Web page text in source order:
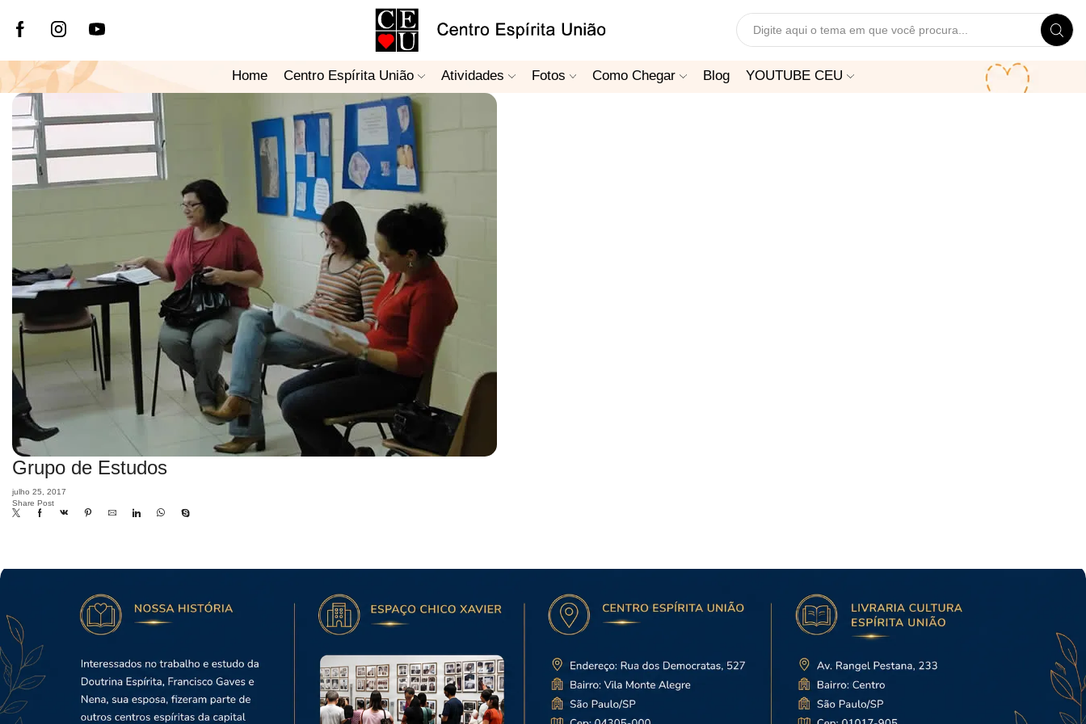
Search
Home Centro Espírita União Atividades Fotos Como Chegar Blog YOUTUBE CEU
Grupo de Estudos
julho 25, 2017
Share Post